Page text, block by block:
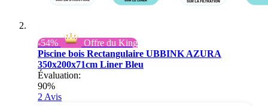
-54%
Offre du King
Piscine bois Rectangulaire UBBINK AZURA
350x200x71cm Liner Bleu
Évaluation:
90%
2 Avis